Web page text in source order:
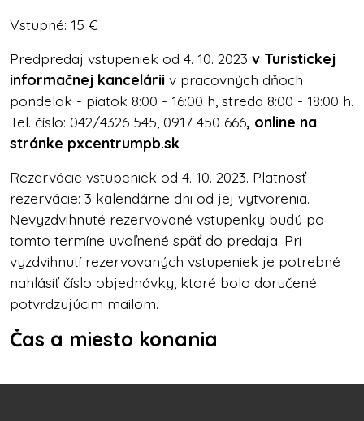
Vstupné: 15 €
Predpredaj vstupeniek od 4. 10. 2023 v Turistickej
informačnej kancelárii v pracovných dňoch
pondelok - piatok 8:00 - 16:00 h, streda 8:00 - 18:00 h.
Tel. číslo: 042/4326 545, 0917 450 666, online na
stránke pxcentrumpb.sk
Rezervácie vstupeniek od 4. 10. 2023. Platnosť
rezervácie: 3 kalendárne dni od jej vytvorenia.
Nevyzdvihnuté rezervované vstupenky budú po
tomto termíne uvoľnené späť do predaja. Pri
vyzdvihnutí rezervovaných vstupeniek je potrebné
nahlásiť číslo objednávky, ktoré bolo doručené
potvrdzujúcim mailom.
Čas a miesto konania